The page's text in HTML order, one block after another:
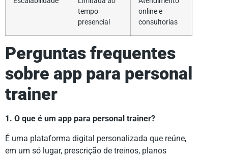
tempo
presencial
online e
consultorias
Perguntas frequentes
sobre app para personal
trainer
1. O que é um app para personal trainer?
É uma plataforma digital personalizada que reúne,
em um só lugar, prescrição de treinos, planos